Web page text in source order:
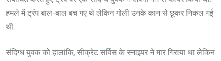
हमले में ट्रंप बाल-बाल बच गए थे लेकिन गोली उनके कान से छूकर निकल गई
थी.
संदिग्ध युवक को हालांकि, सीक्रेट सर्विस के स्नाइपर ने मार गिराया था लेकिन